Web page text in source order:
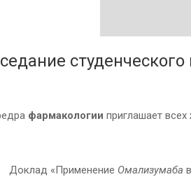
фармакологии приглашает
Доклад «Применение Омализумаба